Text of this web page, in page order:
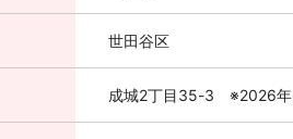
世田谷区
成城2丁目35-3 ※2026年